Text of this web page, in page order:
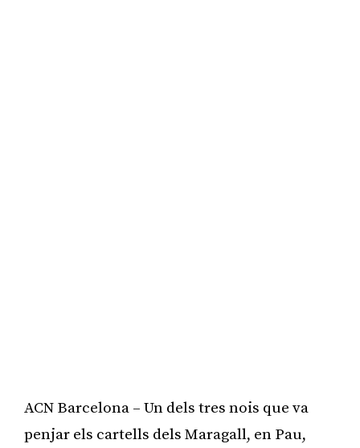
ACN Barcelona – Un dels tres nois que va
penjar els cartells dels Maragall, en Pau,